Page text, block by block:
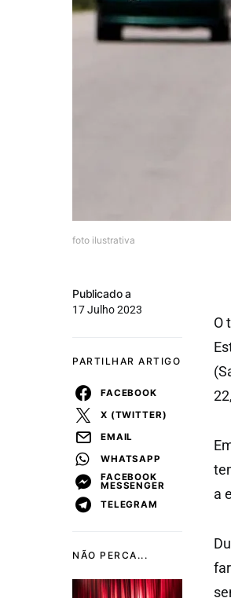
foto ilustrativa
NÃO PERCA...
Publicado a
17 Julho 2023
PARTILHAR ARTIGO
FACEBOOK
X (TWITTER)
EMAIL
WHATSAPP
FACEBOOK
MESSENGER
TELEGRAM
O
a